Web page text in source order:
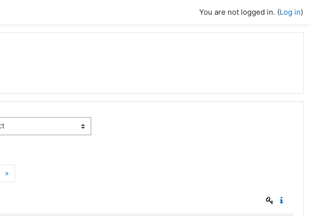
You are not logged in. (Log in)
»